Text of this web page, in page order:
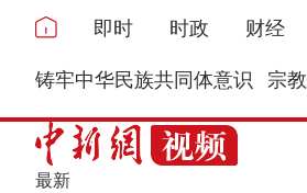
即时 时政 财经
铸牢中华民族共同体意识 宗教
最新